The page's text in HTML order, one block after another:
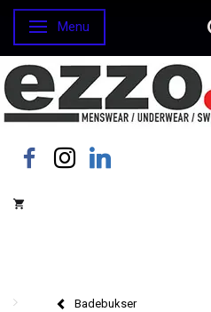
Skifte navigation
Menu
Badebukser